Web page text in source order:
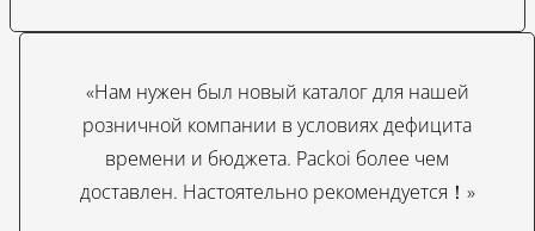
«Нам нужен был новый каталог для нашей
розничной компании в условиях дефицита
времени и бюджета. Packoi более чем
доставлен. Настоятельно рекомендуется！»